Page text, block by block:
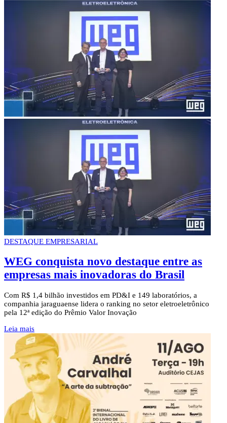
DESTAQUE EMPRESARIAL
WEG conquista novo destaque entre as
empresas mais inovadoras do Brasil
Com R$ 1,4 bilhão investidos em PD&I e 149 laboratórios, a
companhia jaraguaense lidera o ranking no setor eletroeletrônico
pela 12ª edição do Prêmio Valor Inovação
Leia mais